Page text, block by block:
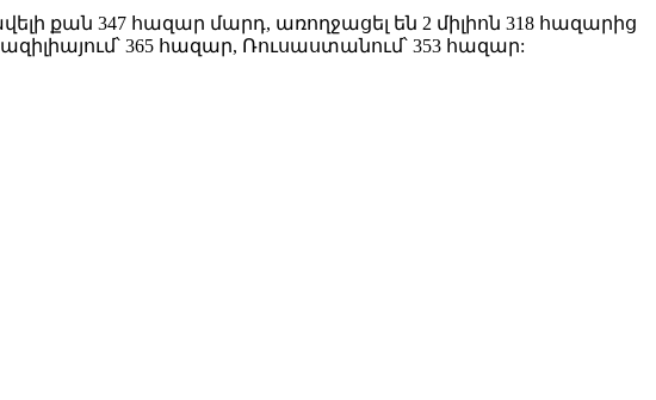
քան 347 հազար մարդ, առողջացել են 2 միլիոն 318 հազարից
365 հազար, Ռուսաստանում՝ 353 հազար: